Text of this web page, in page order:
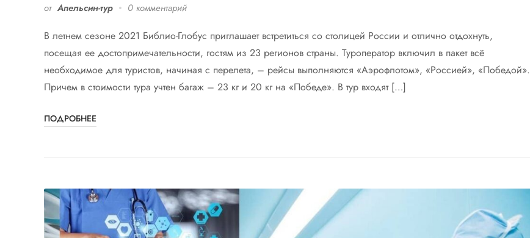
от Апельсин-тур 0 комментарий
В летнем сезоне 2021 Библио-Глобус приглашает встретиться со столицей России и отлично отдохнуть,
посещая ее достопримечательности, гостям из 23 регионов страны. Туроператор включил в пакет всё
необходимое для туристов, начиная с перелета, – рейсы выполняются «Аэрофлотом», «Россией», «Победой».
Причем в стоимости тура учтен багаж – 23 кг и 20 кг на «Победе». В тур входят […]
ПОДРОБНЕЕ